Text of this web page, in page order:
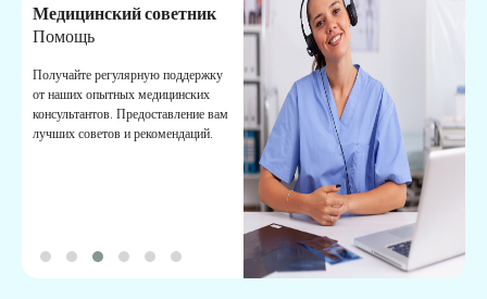
Медицинский советник
Помощь
Получайте регулярную поддержку
от наших опытных медицинских
консультантов. Предоставление вам
лучших советов и рекомендаций.